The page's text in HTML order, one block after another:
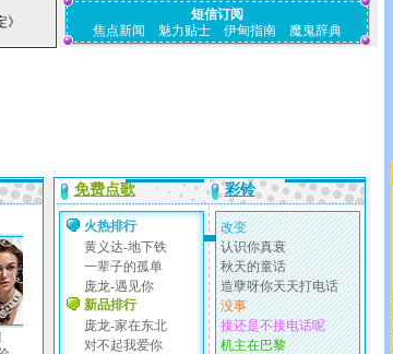
短信订阅
焦点新闻
魅力贴士 伊甸指南 魔鬼辞典